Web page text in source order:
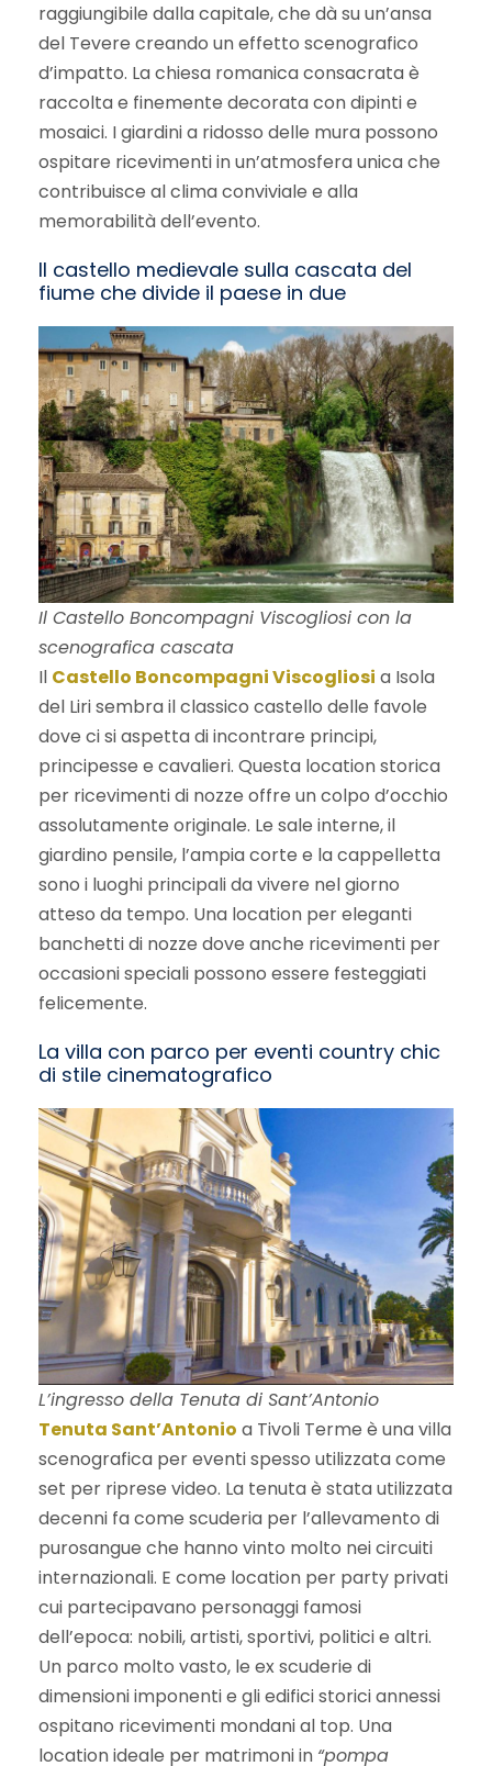
raggiungibile dalla capitale, che dà su un’ansa
del Tevere creando un effetto scenografico
d’impatto. La chiesa romanica consacrata è
raccolta e finemente decorata con dipinti e
mosaici. I giardini a ridosso delle mura possono
ospitare ricevimenti in un’atmosfera unica che
contribuisce al clima conviviale e alla
memorabilità dell’evento.
Il castello medievale sulla cascata del
fiume che divide il paese in due
Il Castello Boncompagni Viscogliosi con la
scenografica cascata
Il Castello Boncompagni Viscogliosi a Isola
del Liri sembra il classico castello delle favole
dove ci si aspetta di incontrare principi,
principesse e cavalieri. Questa location storica
per ricevimenti di nozze offre un colpo d’occhio
assolutamente originale. Le sale interne, il
giardino pensile, l’ampia corte e la cappelletta
sono i luoghi principali da vivere nel giorno
atteso da tempo. Una location per eleganti
banchetti di nozze dove anche ricevimenti per
occasioni speciali possono essere festeggiati
felicemente.
La villa con parco per eventi country chic
di stile cinematografico
L’ingresso della Tenuta di Sant’Antonio
Tenuta Sant’Antonio a Tivoli Terme è una villa
scenografica per eventi spesso utilizzata come
set per riprese video. La tenuta è stata utilizzata
decenni fa come scuderia per l’allevamento di
purosangue che hanno vinto molto nei circuiti
internazionali. E come location per party privati
cui partecipavano personaggi famosi
dell’epoca: nobili, artisti, sportivi, politici e altri.
Un parco molto vasto, le ex scuderie di
dimensioni imponenti e gli edifici storici annessi
ospitano ricevimenti mondani al top. Una
location ideale per matrimoni in “pompa